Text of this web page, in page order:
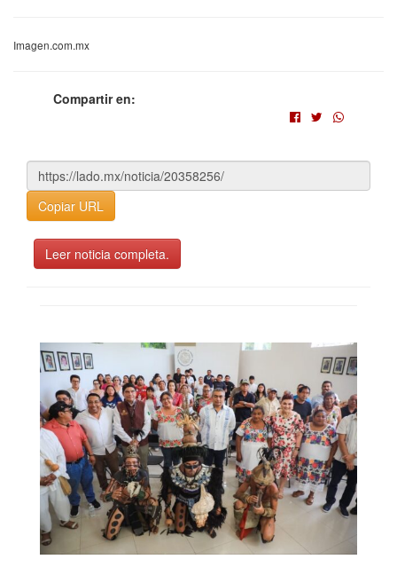
Imagen.com.mx
Compartir en:
Copiar URL
Leer noticia completa.